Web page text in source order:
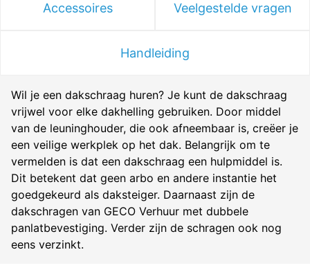
Accessoires Veelgestelde vragen
Handleiding
Wil je een dakschraag huren? Je kunt de dakschraag
vrijwel voor elke dakhelling gebruiken. Door middel
van de leuninghouder, die ook afneembaar is, creëer je
een veilige werkplek op het dak. Belangrijk om te
vermelden is dat een dakschraag een hulpmiddel is.
Dit betekent dat geen arbo en andere instantie het
goedgekeurd als daksteiger. Daarnaast zijn de
dakschragen van GECO Verhuur met dubbele
panlatbevestiging. Verder zijn de schragen ook nog
eens verzinkt.